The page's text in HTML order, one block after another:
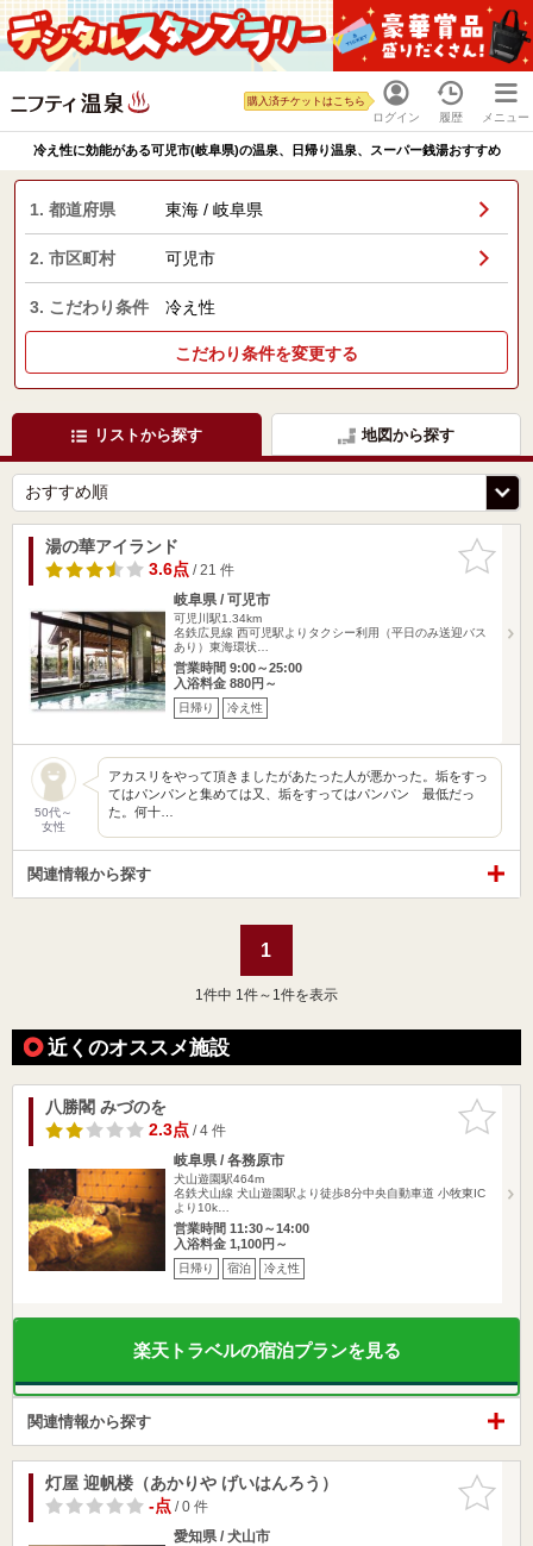
ログイン
購入済チケットはこちら
履歴 メニュー
冷え性に効能がある可児市(岐阜県)の温泉、日帰り温泉、スーパー銭湯おすすめ
1. 都道府県 東海 / 岐阜県
2. 市区町村 可児市
3. こだわり条件 冷え性
こだわり条件を変更する
リストから探す 地図から探す
お気に入
りに追加
湯の華アイランド
3.6点/ 21 件
岐阜県 / 可児市
可児川駅1.34km
名鉄広見線 西可児駅よりタクシー利用（平日のみ送迎バス
あり）東海環状…
営業時間 9:00～25:00
入浴料金 880円～
日帰り 冷え性
50代～
女性
アカスリをやって頂きましたがあたった人が悪かった。垢をすっ
てはパンパンと集めては又、垢をすってはパンパン 最低だっ
た。何十…
関連情報から探す
1
1 件中 1件～1件を表示
近くのオススメ施設
お気に入
りに追加
八勝閣 みづのを
2.3点/ 4 件
岐阜県 / 各務原市
犬山遊園駅464m
名鉄犬山線 犬山遊園駅より徒歩8分中央自動車道 小牧東IC
より10k…
営業時間 11:30～14:00
入浴料金 1,100円～
日帰り 宿泊 冷え性
楽天トラベルの宿泊プランを見る
関連情報から探す
お気に入
りに追加
灯屋 迎帆楼（あかりや げいはんろう）
-点/ 0 件
愛知県 / 犬山市